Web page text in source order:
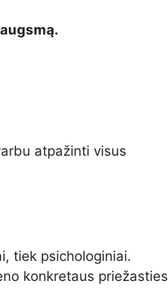
atpažinti visus
tiek psichologiniai.
konkretaus priežasties